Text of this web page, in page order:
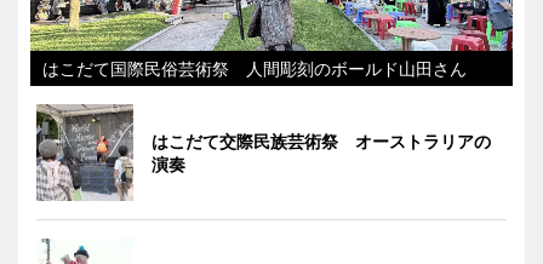
はこだて国際民俗芸術祭 人間彫刻のボールド山田さん
はこだて交際民族芸術祭 オーストラリアの
演奏